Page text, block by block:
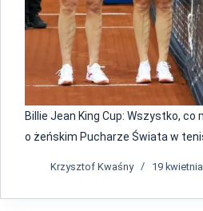
Billie Jean King Cup: Wszystko,
o żeńskim Pucharze Świata w
Krzysztof Kwaśny 19